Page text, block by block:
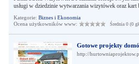
usługi w dziedzinie wytwarzania wizytówek oraz
Kategorie: Biznes i Ekonomia
Ocena użytkowników www:
Średnia 0 (0
Gotowe projekty
http://